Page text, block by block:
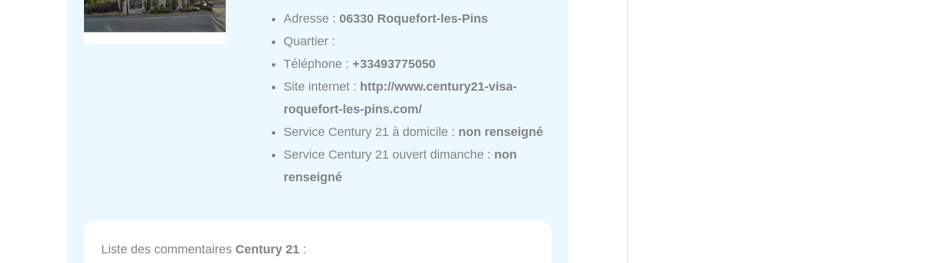
Adresse :06330 Roquefort-les-Pins
Quartier :
Téléphone :+33493775050
Site internet : http://www.century21-visa-
roquefort-les-pins.com/
Service Century 21 à domicile : non renseigné
Service Century 21 ouvert dimanche : non
renseigné
Liste des commentaires Century 21 :